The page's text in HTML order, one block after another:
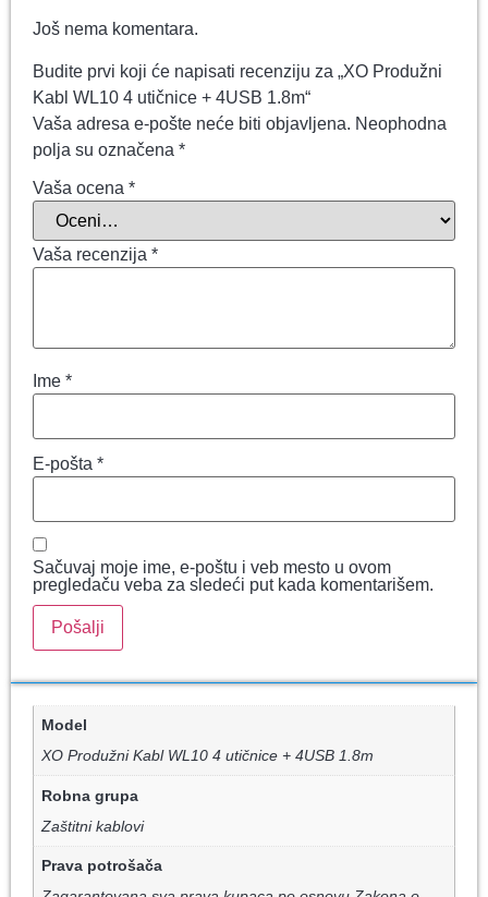
Još nema komentara.
Budite prvi koji će napisati recenziju za „XO Produžni
Kabl WL10 4 utičnice + 4USB 1.8m“
Vaša adresa e-pošte neće biti objavljena. Neophodna
polja su označena *
Vaša ocena *
Vaša recenzija *
Ime *
E-pošta *
Sačuvaj moje ime, e-poštu i veb mesto u ovom
pregledaču veba za sledeći put kada komentarišem.
Model
XO Produžni Kabl WL10 4 utičnice + 4USB 1.8m
Robna grupa
Zaštitni kablovi
Prava potrošača